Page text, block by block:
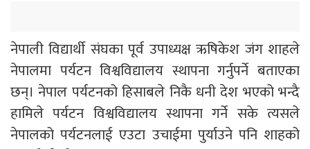
नेपाली विद्यार्थी संघका पूर्व उपाध्यक्ष ऋषिकेश जंग शाहले
नेपालमा पर्यटन विश्वविद्यालय स्थापना गर्नुपर्ने बताएका
छन्। नेपाल पर्यटनको हिसाबले निकै धनी देश भएको भन्दै
हामिले पर्यटन विश्वविद्यालय स्थापना गर्ने सके त्यसले
नेपालको पर्यटनलाई एउटा उचाईमा पुर्याउने पनि शाहको